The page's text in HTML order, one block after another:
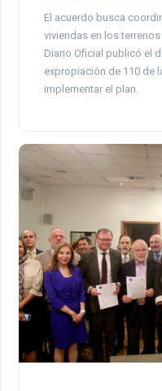
El acuerdo busca
viviendas en los
Diario Oficial publicó el
expropiación de 110 de
implementar el plan.